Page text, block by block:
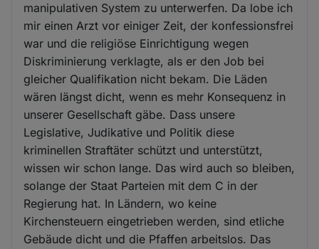
manipulativen System zu unterwerfen. Da lobe ich
mir einen Arzt vor einiger Zeit, der konfessionsfrei
war und die religiöse Einrichtigung wegen
Diskriminierung verklagte, als er den Job bei
gleicher Qualifikation nicht bekam. Die Läden
wären längst dicht, wenn es mehr Konsequenz in
unserer Gesellschaft gäbe. Dass unsere
Legislative, Judikative und Politik diese
kriminellen Straftäter schützt und unterstützt,
wissen wir schon lange. Das wird auch so bleiben,
solange der Staat Parteien mit dem C in der
Regierung hat. In Ländern, wo keine
Kirchensteuern eingetrieben werden, sind etliche
Gebäude dicht und die Pfaffen arbeitslos. Das